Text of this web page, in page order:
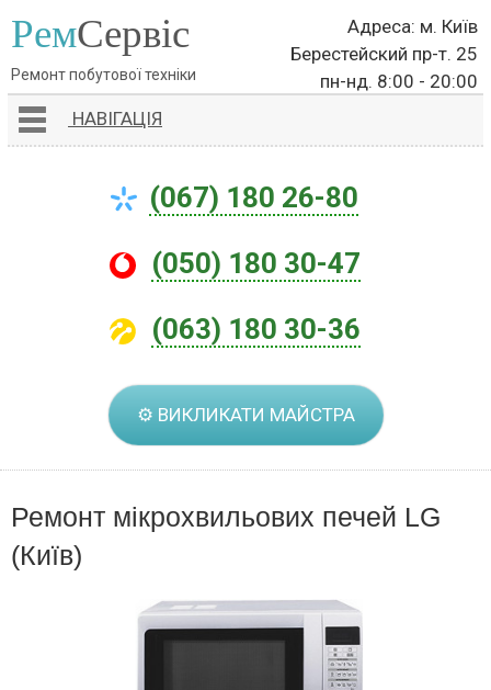
РемСервіс
Ремонт побутової техніки
Адреса: м. Київ
Берестейский пр-т. 25
пн-нд. 8:00 - 20:00
НАВІГАЦІЯ
(067) 180 26-80
(050) 180 30-47
(063) 180 30-36
⚙ ВИКЛИКАТИ МАЙСТРА
Ремонт мікрохвильових печей LG
(Київ)